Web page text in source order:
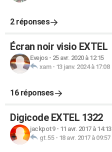
2 réponses
Écran noir visio EXTEL
Evejos- 25 avr. 2020 à 12:15
xam- 13 janv. 2024 à 17:08
16 réponses
Digicode EXTEL 1322
jackpot9- 11 avr. 2017 à 14:13
gt.55- 18 avr. 2017 à 09:57